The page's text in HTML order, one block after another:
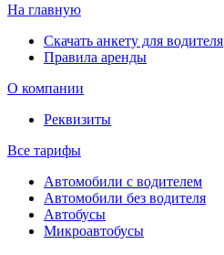
На главную
Скачать анкету для водителя
Правила аренды
О компании
Реквизиты
Все тарифы
Автомобили с водителем
Автомобили без водителя
Автобусы
Микроавтобусы